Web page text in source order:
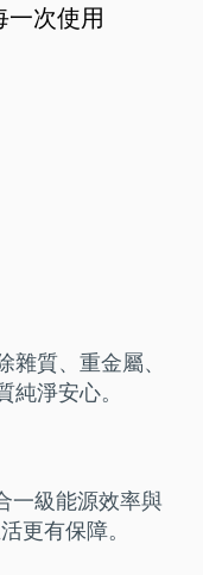
一次使用
雜質、重金屬、
純淨安心。
一級能源效率與
更有保障。